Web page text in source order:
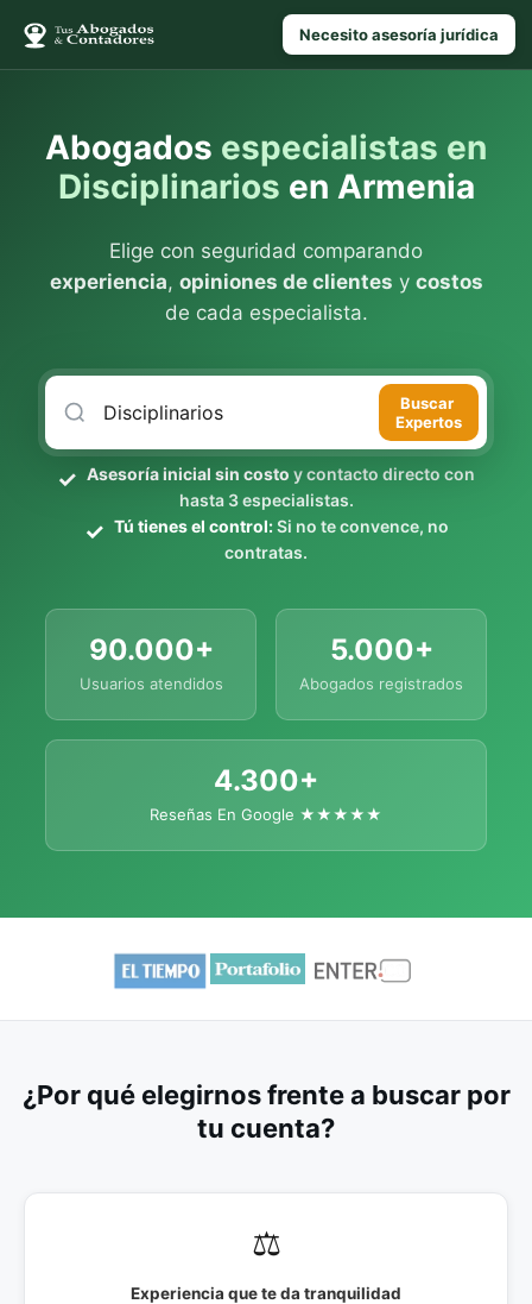
Necesito asesoría jurídica
Abogados especialistas en
Disciplinarios en Armenia
Elige con seguridad comparando
experiencia, opiniones de clientes y costos
de cada especialista.
Buscar
Expertos
Asesoría inicial sin costo y contacto directo con
hasta 3 especialistas.
Tú tienes el control:Si no te convence, no
contratas.
90.000+
Usuarios atendidos
5.000+
Abogados registrados
4.300+
Reseñas En Google ★★★★★
¿Por qué elegirnos frente a buscar por
tu cuenta?
⚖️
Experiencia que te da tranquilidad